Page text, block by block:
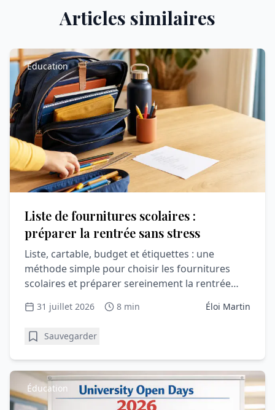
Articles similaires
Éducation
Liste de fournitures scolaires :
préparer la rentrée sans stress
Liste, cartable, budget et étiquettes : une
méthode simple pour choisir les fournitures
scolaires et préparer sereinement la rentrée
31 juillet 2026 8 min Éloi Martin
Sauvegarder
Éducation